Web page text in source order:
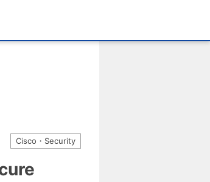
Cisco・Security